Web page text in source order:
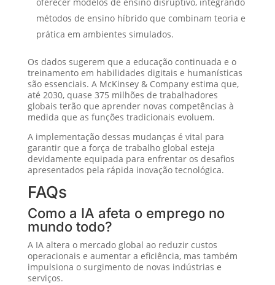
oferecer modelos de ensino disruptivo, integrando
métodos de ensino híbrido que combinam teoria e
prática em ambientes simulados.
Os dados sugerem que a educação continuada e o
treinamento em habilidades digitais e humanísticas
são essenciais. A McKinsey & Company estima que,
até 2030, quase 375 milhões de trabalhadores
globais terão que aprender novas competências à
medida que as funções tradicionais evoluem.
A implementação dessas mudanças é vital para
garantir que a força de trabalho global esteja
devidamente equipada para enfrentar os desafios
apresentados pela rápida inovação tecnológica.
FAQs
Como a IA afeta o emprego no
mundo todo?
A IA altera o mercado global ao reduzir custos
operacionais e aumentar a eficiência, mas também
impulsiona o surgimento de novas indústrias e
serviços.